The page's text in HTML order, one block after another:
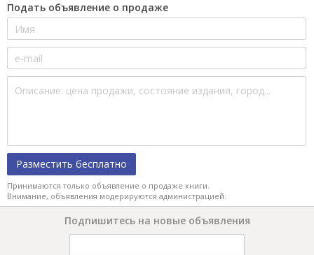
Подать объявление о продаже
Разместить бесплатно
Принимаются только объявление о продаже книги.
Внимание, объявления модерируются администрацией.
Подпишитесь на новые объявления